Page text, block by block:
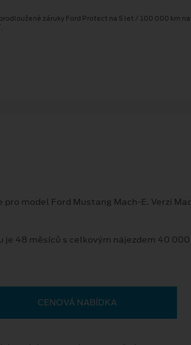
záruky Ford Protect na 5 let / 100 000 km
model Ford Mustang Mach-E. Verzi
48 měsíců s celkovým nájezdem 40
CENOVÁ NABÍDKA